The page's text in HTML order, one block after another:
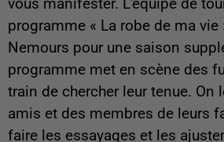
vous manifester. L'équipe de
programme « La robe de ma vie
Nemours pour une saison
programme met en scène des
train de chercher leur tenue. On
amis et des membres de leurs
faire les essayages et les